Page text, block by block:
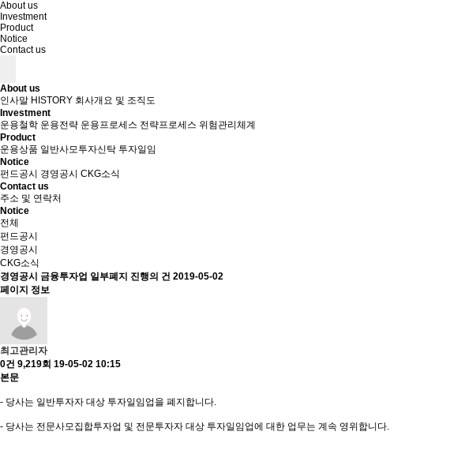
About us
Investment
Product
Notice
Contact us
About us
인사말 HISTORY 회사개요 및 조직도
Investment
운용철학 운용전략 운용프로세스 전략프로세스 위험관리체계
Product
운용상품 일반사모투자신탁 투자일임
Notice
펀드공시
경영공시 CKG소식
Contact us
주소 및 연락처
Notice
전체
펀드공시
경영공시
CKG소식
경영공시 금융투자업 일부폐지 진행의 건 2019-05-02
페이지 정보
최고관리자
0건 9,219회 19-05-02 10:15
본문
- 당사는 일반투자자 대상 투자일임업을 폐지합니다.
- 당사는 전문사모집합투자업 및 전문투자자 대상 투자일임업에 대한 업무는 계속 영위합니다.